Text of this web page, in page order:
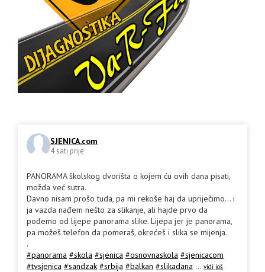
SJENICA.com
4 sati prije
PANORAMA školskog dvorišta o kojem ću ovih dana pisati,
možda već sutra.
Davno nisam prošo tuda, pa mi rekoše haj da upriječimo... i
ja vazda nađem nešto za slikanje, ali hajde prvo da
pođemo od lijepe panorama slike. Lijepa jer je panorama,
pa možeš telefon da pomeraš, okrećeš i slika se mijenja.
.
#panorama #skola #sjenica #osnovnaskola #sjenicacom
#tvsjenica #sandzak #srbija #balkan #slikadana ... vidi još